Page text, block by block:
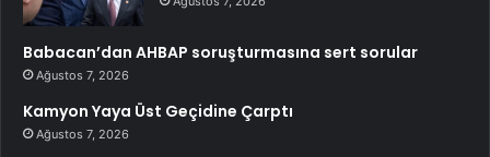
Babacan’dan AHBAP soruşturmasına sert sorular
Ağustos 7, 2026
Kamyon Yaya Üst Geçidine Çarptı
Ağustos 7, 2026